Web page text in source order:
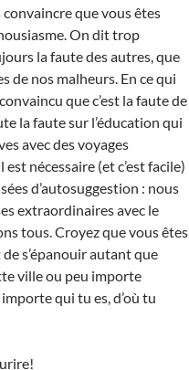
que vous êtes
On dit trop
la faute des autres, que
de nos malheurs. En ce qui
que c’est la faute de
la faute sur l’éducation qui
avec des voyages
est nécessaire (et c’est facile)
d’autosuggestion : nous
extraordinaires avec le
tous. Croyez que vous êtes
s’épanouir autant que
ville ou peu importe
qui tu es, d’où tu